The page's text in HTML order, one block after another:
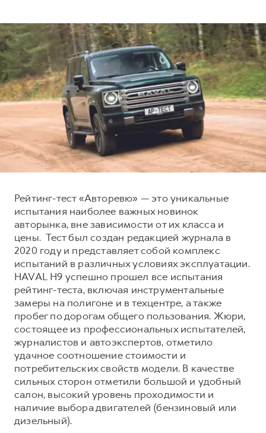
H7
от 3 799 000 ₽
H9
от 4 799 000 ₽
Программа «HAVAL Защита+»
Тест-драйв
Трейд-ин
КРЕДИТ И СТРАХОВАНИЕ
Кредитный калькулятор
Страхование
Кредит
КОРПОРАТИВНЫМ КЛИЕНТАМ
Для малого бизнеса
Корпоративным клиентам
Крупным корпоративным клиентам
Система управления автопарком
Сервис для корпоративных клиентов
HAVAL Лизинг
АКСЕССУАРЫ HAVAL
Автомобильные аксессуары
Коллекция PRO
Коллекция Базовая
Коллекция Детская
СЕРВИСНОЕ ОБСЛУЖИВАНИЕ
Нулевое ТО
Программа «Помощь на дороге»
Регламенты технического обслуживания
Электронный ПТС
ПОДДЕРЖКА
Гарантия HAVAL
Мобильное приложение GWM
Программа «HAVAL Защита+»
Руководства по эксплуатации
Подписки
АКСЕССУАРЫ HAVAL
Автомобильные аксессуары
Коллекция PRO
Коллекция Базовая
Коллекция Детская
О дилере
Наша команда
Контакты
Рейтинг-тест «Авторевю» — это уникальные
испытания наиболее важных новинок
авторынка, вне зависимости от их класса и
цены. Тест был создан редакцией журнала в
2020 году и представляет собой комплекс
испытаний в различных условиях эксплуатации.
HAVAL H9 успешно прошел все испытания
рейтинг-теста, включая инструментальные
замеры на полигоне и в техцентре, а также
пробег по дорогам общего пользования. Жюри,
состоящее из профессиональных испытателей,
журналистов и автоэкспертов, отметило
удачное соотношение стоимости и
потребительских свойств модели. В качестве
сильных сторон отметили большой и удобный
салон, высокий уровень проходимости и
наличие выбора двигателей (бензиновый или
дизельный).